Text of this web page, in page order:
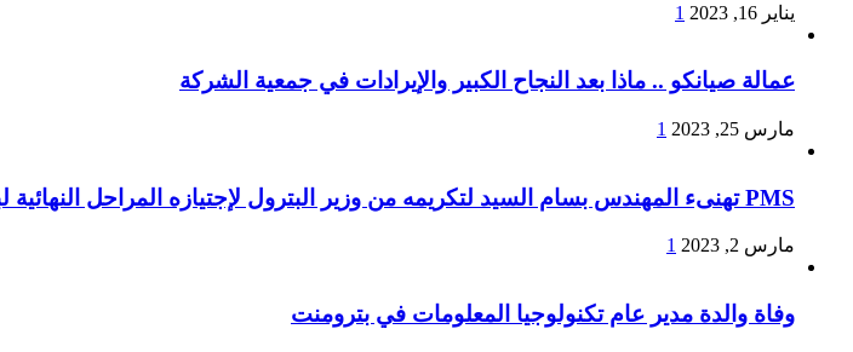
يناير 16, 2023 1
عمالة صيانكو .. ماذا بعد النجاح الكبير والإيرادات في جمعية الشركة
مارس 25, 2023 1
PMS تهنىء المهندس بسام السيد لتكريمه من وزير البترول لإجتيازه المراحل النهائية لبرنامج الوزارة لتأهيل القيادات الشابة والمتوسطة
مارس 2, 2023 1
وفاة والدة مدير عام تكنولوجيا المعلومات في بترومنت